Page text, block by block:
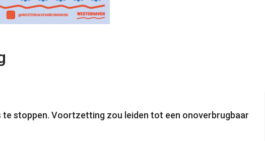
te stoppen. Voortzetting zou leiden tot een onoverbrugbaar